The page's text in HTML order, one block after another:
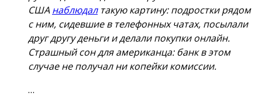
США наблюдалтакую картину: подростки рядом
с ним, сидевшие в телефонных чатах, посылали
друг другу деньги и делали покупки онлайн.
Страшный сон для американца: банк в этом
случае не получал ни копейки комиссии.
…